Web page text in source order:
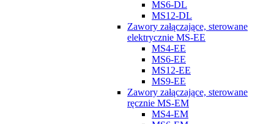
MS6-DL
MS12-DL
Zawory załączające, sterowane
elektrycznie MS-EE
MS4-EE
MS6-EE
MS12-EE
MS9-EE
Zawory załączające, sterowane
ręcznie MS-EM
MS4-EM